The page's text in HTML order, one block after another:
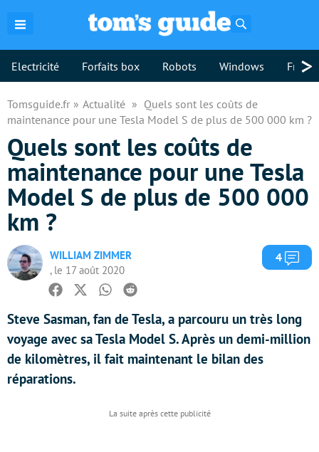
Electricité Forfaits box Robots Windows >
Tomsguide.fr Actualité
Quels sont les coûts de
maintenance pour une Tesla Model S de plus de 500 000 km ?
Quels sont les coûts de
maintenance pour une Tesla
Model S de plus de 500 000
km ?
WILLIAM ZIMMER
, le 17 août 2020
4
Facebook
TwitterWhatsapp
Reddit
Steve Sasman, fan de Tesla, a parcouru un très long
voyage avec sa Tesla Model S. Après un demi-million
de kilomètres, il fait maintenant le bilan des
réparations.